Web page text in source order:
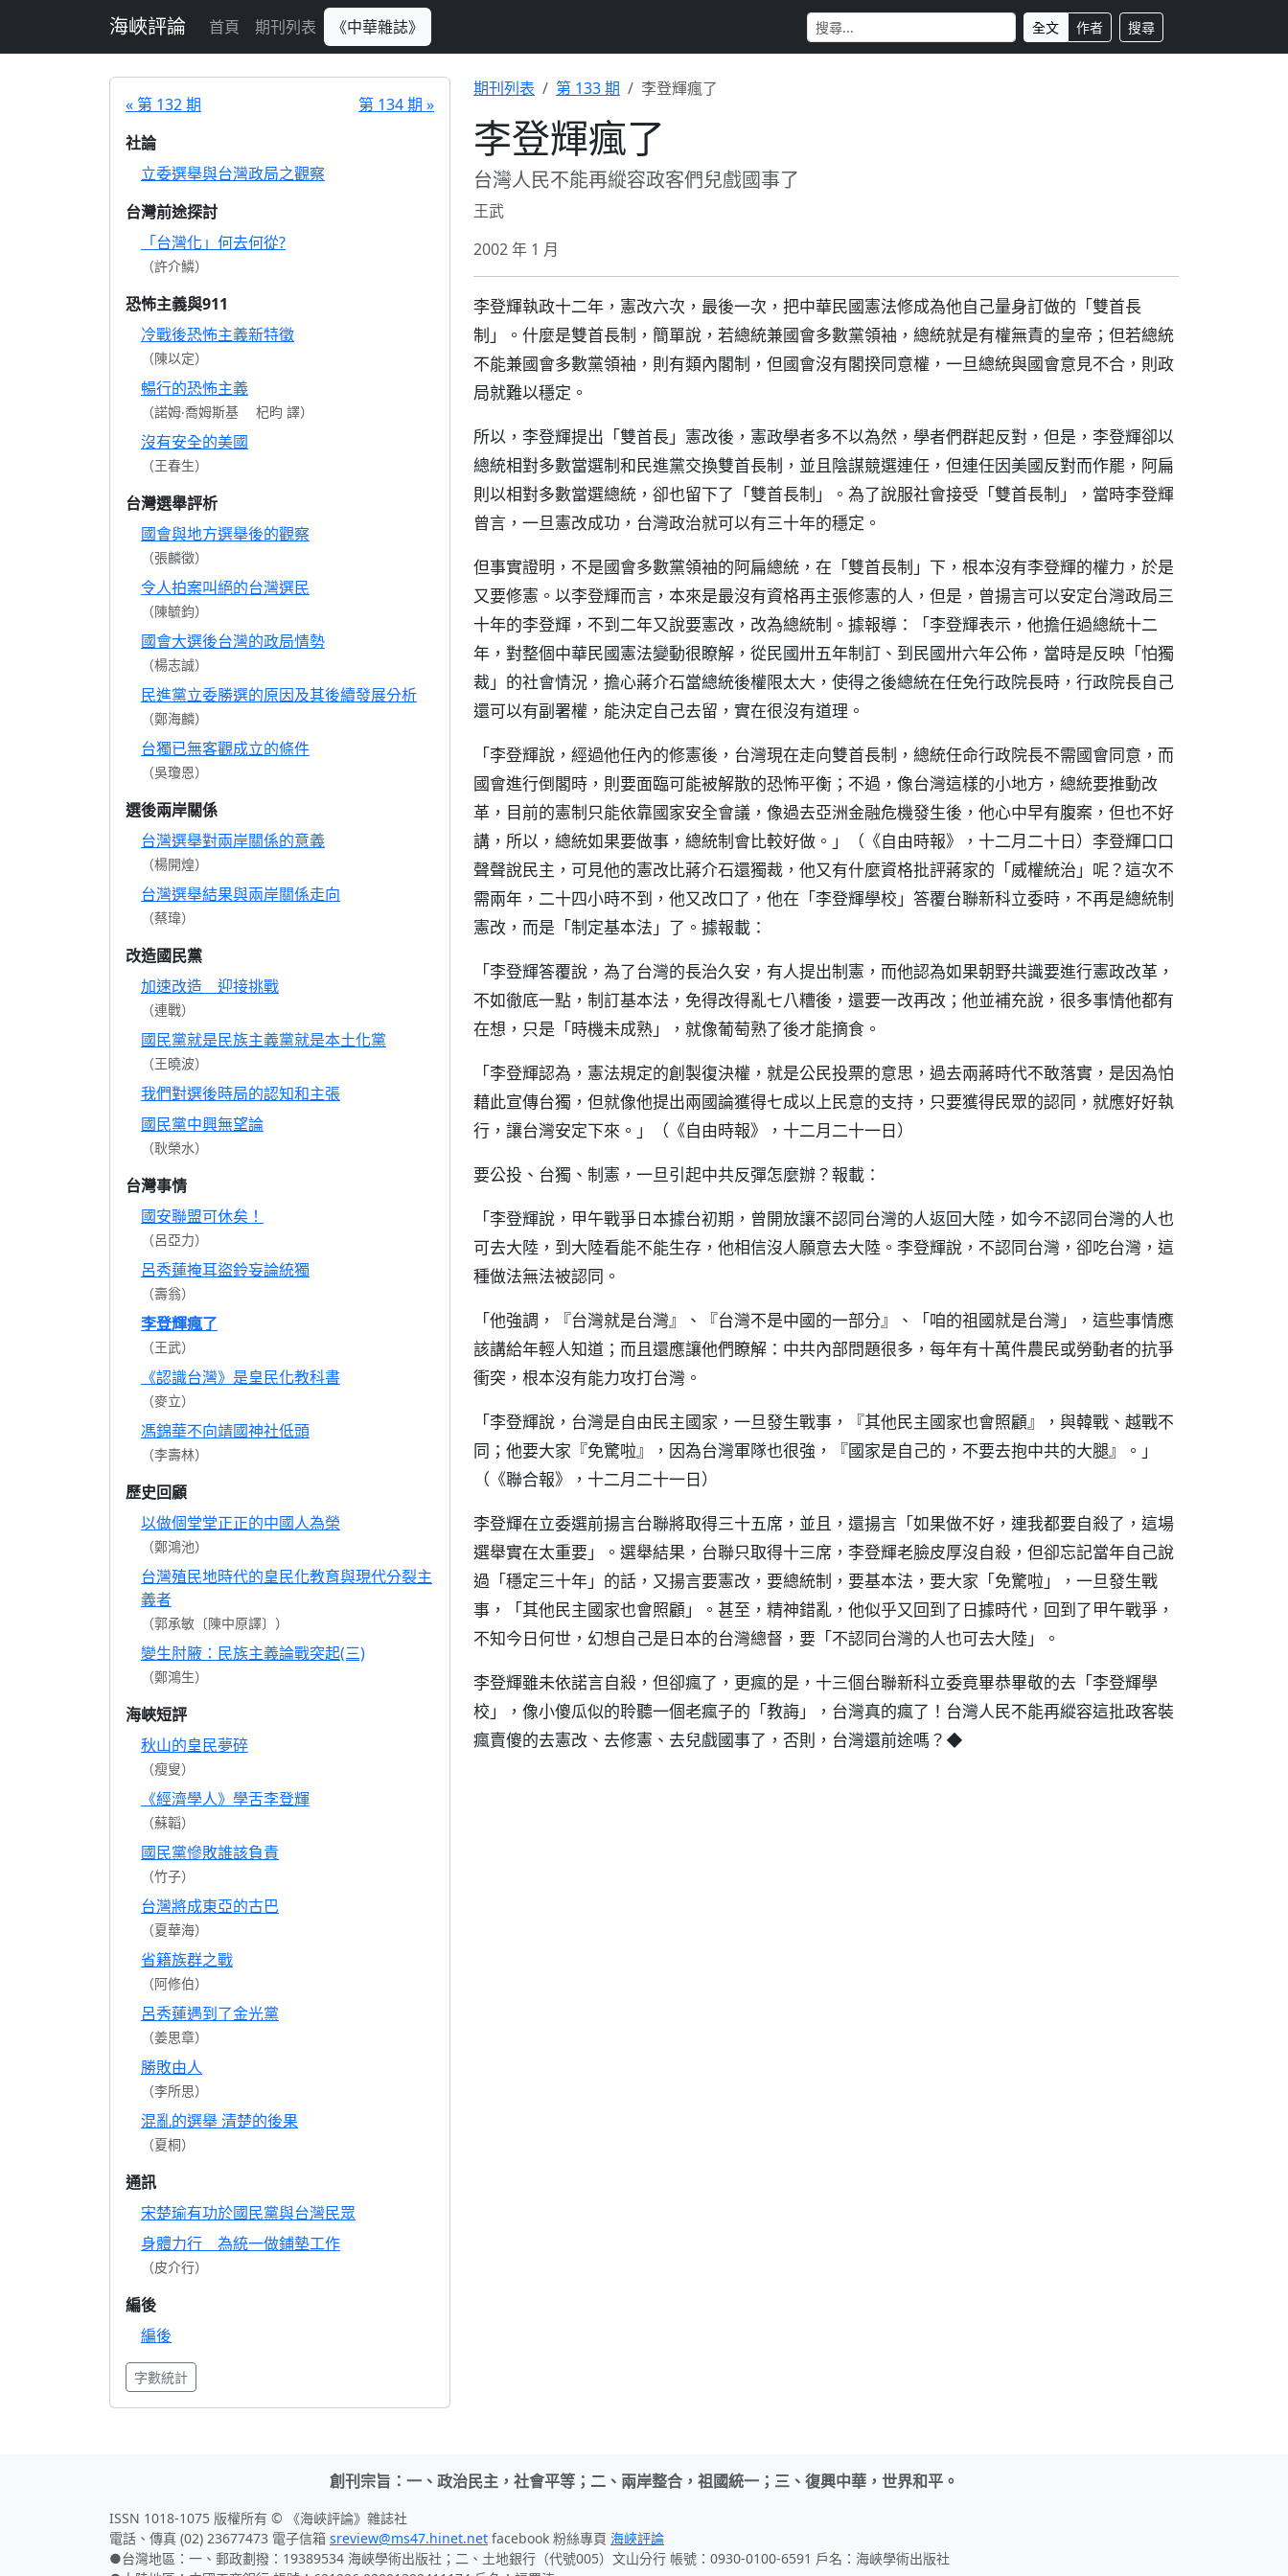
海峽評論 首頁 期刊列表 《中華雜誌》 全文 作者 搜尋
« 第 132 期
第 134 期 »
社論
立委選舉與台灣政局之觀察
台灣前途探討
「台灣化」何去何從?
（許介鱗）
恐怖主義與911
冷戰後恐怖主義新特徵
（陳以定）
暢行的恐怖主義
（諾姆‧喬姆斯基 杞昀 譯）
沒有安全的美國
（王春生）
台灣選舉評析
國會與地方選舉後的觀察
（張麟徵）
令人拍案叫絕的台灣選民
（陳毓鈞）
國會大選後台灣的政局情勢
（楊志誠）
民進黨立委勝選的原因及其後續發展分析
（鄭海麟）
台獨已無客觀成立的條件
（吳瓊恩）
選後兩岸關係
台灣選舉對兩岸關係的意義
（楊開煌）
台灣選舉結果與兩岸關係走向
（蔡瑋）
改造國民黨
加速改造 迎接挑戰
（連戰）
國民黨就是民族主義黨就是本土化黨
（王曉波）
我們對選後時局的認知和主張
國民黨中興無望論
（耿榮水）
台灣事情
國安聯盟可休矣！
（呂亞力）
呂秀蓮掩耳盜鈴妄論統獨
（壽翁）
李登輝瘋了
（王武）
《認識台灣》是皇民化教科書
（麥立）
馮錦華不向靖國神社低頭
（李壽林）
歷史回顧
以做個堂堂正正的中國人為榮
（鄭鴻池）
台灣殖民地時代的皇民化教育與現代分裂主
義者
（郭承敏〔陳中原譯〕）
變生肘腋：民族主義論戰突起(三)
（鄭鴻生）
海峽短評
秋山的皇民夢碎
（瘦叟）
《經濟學人》學舌李登輝
（蘇韜）
國民黨慘敗誰該負責
（竹子）
台灣將成東亞的古巴
（夏華海）
省籍族群之戰
（阿修伯）
呂秀蓮遇到了金光黨
（姜思章）
勝敗由人
（李所思）
混亂的選舉 清楚的後果
（夏桐）
通訊
宋楚瑜有功於國民黨與台灣民眾
身體力行 為統一做鋪墊工作
（皮介行）
編後
編後
字數統計
期刊列表 第 133 期 李登輝瘋了
李登輝瘋了
台灣人民不能再縱容政客們兒戲國事了
王武
2002 年 1 月
李登輝執政十二年，憲改六次，最後一次，把中華民國憲法修成為他自己量身訂做的「雙首長
制」。什麼是雙首長制，簡單說，若總統兼國會多數黨領袖，總統就是有權無責的皇帝；但若總統
不能兼國會多數黨領袖，則有類內閣制，但國會沒有閣揆同意權，一旦總統與國會意見不合，則政
局就難以穩定。
所以，李登輝提出「雙首長」憲改後，憲政學者多不以為然，學者們群起反對，但是，李登輝卻以
總統相對多數當選制和民進黨交換雙首長制，並且陰謀競選連任，但連任因美國反對而作罷，阿扁
則以相對多數當選總統，卻也留下了「雙首長制」。為了說服社會接受「雙首長制」，當時李登輝
曾言，一旦憲改成功，台灣政治就可以有三十年的穩定。
但事實證明，不是國會多數黨領袖的阿扁總統，在「雙首長制」下，根本沒有李登輝的權力，於是
又要修憲。以李登輝而言，本來是最沒有資格再主張修憲的人，但是，曾揚言可以安定台灣政局三
十年的李登輝，不到二年又說要憲改，改為總統制。據報導：「李登輝表示，他擔任過總統十二
年，對整個中華民國憲法變動很瞭解，從民國卅五年制訂、到民國卅六年公佈，當時是反映「怕獨
裁」的社會情況，擔心蔣介石當總統後權限太大，使得之後總統在任免行政院長時，行政院長自己
還可以有副署權，能決定自己去留，實在很沒有道理。
「李登輝說，經過他任內的修憲後，台灣現在走向雙首長制，總統任命行政院長不需國會同意，而
國會進行倒閣時，則要面臨可能被解散的恐怖平衡；不過，像台灣這樣的小地方，總統要推動改
革，目前的憲制只能依靠國家安全會議，像過去亞洲金融危機發生後，他心中早有腹案，但也不好
講，所以，總統如果要做事，總統制會比較好做。」（《自由時報》，十二月二十日）李登輝口口
聲聲說民主，可見他的憲改比蔣介石還獨裁，他又有什麼資格批評蔣家的「威權統治」呢？這次不
需兩年，二十四小時不到，他又改口了，他在「李登輝學校」答覆台聯新科立委時，不再是總統制
憲改，而是「制定基本法」了。據報載：
「李登輝答覆說，為了台灣的長治久安，有人提出制憲，而他認為如果朝野共識要進行憲政改革，
不如徹底一點，制訂基本法，免得改得亂七八糟後，還要一改再改；他並補充說，很多事情他都有
在想，只是「時機未成熟」，就像葡萄熟了後才能摘食。
「李登輝認為，憲法規定的創製復決權，就是公民投票的意思，過去兩蔣時代不敢落實，是因為怕
藉此宣傳台獨，但就像他提出兩國論獲得七成以上民意的支持，只要獲得民眾的認同，就應好好執
行，讓台灣安定下來。」（《自由時報》，十二月二十一日）
要公投、台獨、制憲，一旦引起中共反彈怎麼辦？報載：
「李登輝說，甲午戰爭日本據台初期，曾開放讓不認同台灣的人返回大陸，如今不認同台灣的人也
可去大陸，到大陸看能不能生存，他相信沒人願意去大陸。李登輝說，不認同台灣，卻吃台灣，這
種做法無法被認同。
「他強調，『台灣就是台灣』、『台灣不是中國的一部分』、「咱的祖國就是台灣」，這些事情應
該講給年輕人知道；而且還應讓他們瞭解：中共內部問題很多，每年有十萬件農民或勞動者的抗爭
衝突，根本沒有能力攻打台灣。
「李登輝說，台灣是自由民主國家，一旦發生戰事，『其他民主國家也會照顧』，與韓戰、越戰不
同；他要大家『免驚啦』，因為台灣軍隊也很強，『國家是自己的，不要去抱中共的大腿』。」
（《聯合報》，十二月二十一日）
李登輝在立委選前揚言台聯將取得三十五席，並且，還揚言「如果做不好，連我都要自殺了，這場
選舉實在太重要」。選舉結果，台聯只取得十三席，李登輝老臉皮厚沒自殺，但卻忘記當年自己說
過「穩定三十年」的話，又揚言要憲改，要總統制，要基本法，要大家「免驚啦」，一旦發生戰
事，「其他民主國家也會照顧」。甚至，精神錯亂，他似乎又回到了日據時代，回到了甲午戰爭，
不知今日何世，幻想自己是日本的台灣總督，要「不認同台灣的人也可去大陸」。
李登輝雖未依諾言自殺，但卻瘋了，更瘋的是，十三個台聯新科立委竟畢恭畢敬的去「李登輝學
校」，像小傻瓜似的聆聽一個老瘋子的「教誨」，台灣真的瘋了！台灣人民不能再縱容這批政客裝
瘋賣傻的去憲改、去修憲、去兒戲國事了，否則，台灣還前途嗎？◆
創刊宗旨：一、政治民主，社會平等；二、兩岸整合，祖國統一；三、復興中華，世界和平。
ISSN 1018-1075 版權所有 © 《海峽評論》雜誌社
電話、傳真 (02) 23677473 電子信箱 sreview@ms47.hinet.net facebook 粉絲專頁 海峽評論
●台灣地區：一、郵政劃撥：19389534 海峽學術出版社；二、土地銀行（代號005）文山分行 帳號：0930-0100-6591 戶名：海峽學術出版社